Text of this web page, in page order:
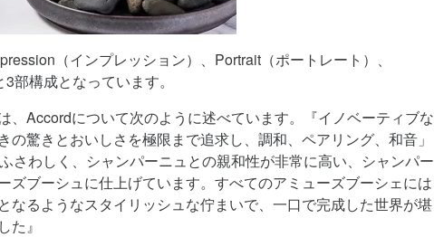
（インプレッション）、Portrait（ポートレート）、
部構成となっています。
、Accordについて次のように述べています。『イノベーティブな
驚きとおいしさを極限まで追求し、調和、ペアリング、和音」
さわしく、シャンパーニュとの親和性が非常に高い、シャンパー
ズブーシュに仕上げています。すべてのアミューズブーシェには
なるようなスタイリッシュな佇まいで、一口で完成した世界が堪
た』